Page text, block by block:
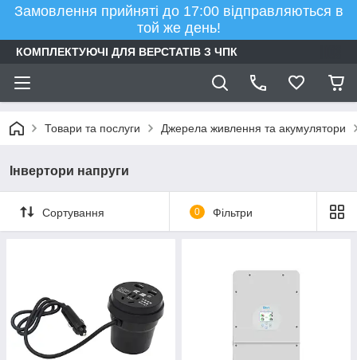
Замовлення прийняті до 17:00 відправляються в
той же день!
КОМПЛЕКТУЮЧІ ДЛЯ ВЕРСТАТІВ З ЧПК
Товари та послуги Джерела живлення та акумулятори
Інвертори напруги
Сортування 0 Фільтри